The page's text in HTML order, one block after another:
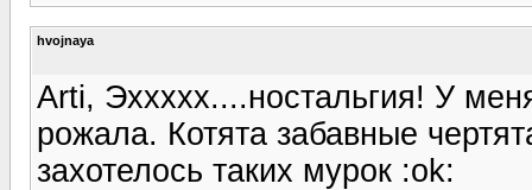
hvojnaya
Arti, Эххххх....ностальгия! У
рожала. Котята забавные
захотелось таких мурок :ok: